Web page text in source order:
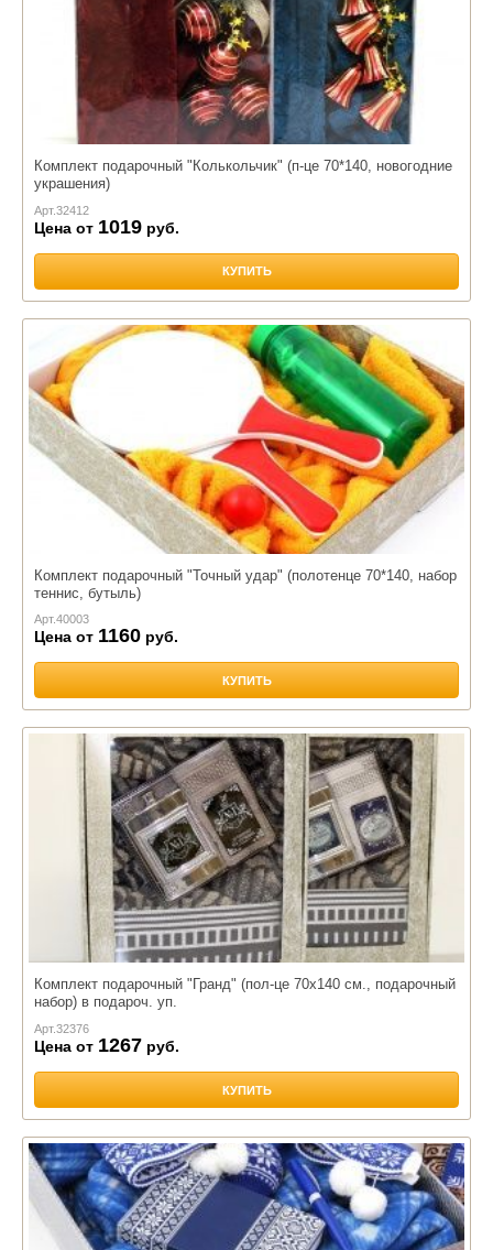
Комплект подарочный "Колькольчик" (п-це 70*140, новогодние
украшения)
Арт.32412
Цена от 1019 руб.
КУПИТЬ
Комплект подарочный "Точный удар" (полотенце 70*140, набор
теннис, бутыль)
Арт.40003
Цена от 1160 руб.
КУПИТЬ
Комплект подарочный "Гранд" (пол-це 70х140 см., подарочный
набор) в подароч. уп.
Арт.32376
Цена от 1267 руб.
КУПИТЬ